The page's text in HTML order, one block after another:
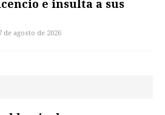
e insulta a sus
de agosto de 2026